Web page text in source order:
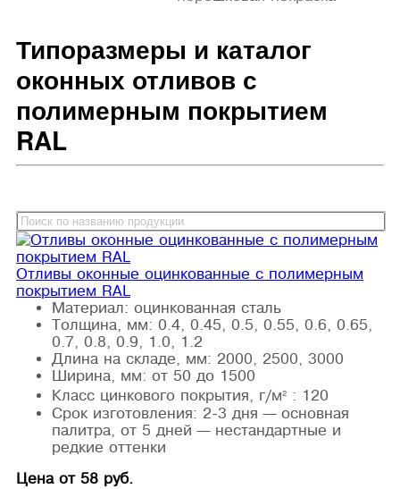
Типоразмеры и каталог
оконных отливов с
полимерным покрытием
RAL
Отливы оконные оцинкованные с полимерным
покрытием RAL
Материал: оцинкованная сталь
Толщина, мм: 0.4, 0.45, 0.5, 0.55, 0.6, 0.65,
0.7, 0.8, 0.9, 1.0, 1.2
Длина на складе, мм: 2000, 2500, 3000
Ширина, мм: от 50 до 1500
Класс цинкового покрытия, г/м² : 120
Срок изготовления: 2-3 дня — основная
палитра, от 5 дней — нестандартные и
редкие оттенки
Цена от 58 руб.